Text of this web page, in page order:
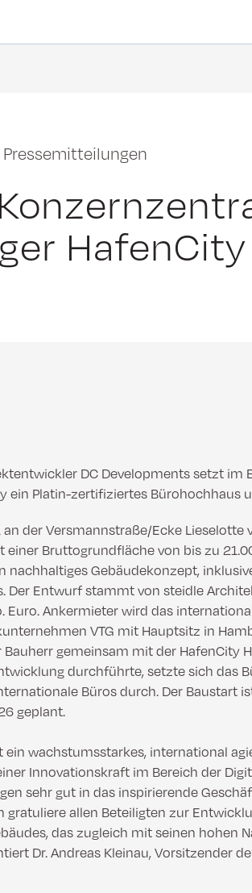
Pressemitteilungen
HafenCity
DC Developments setzt im
ein Platin-zertifiziertes Bürohochhaus
der Versmannstraße/Ecke
einer Bruttogrundfläche von bis zu
nachhaltiges Gebäudekonzept,
Der Entwurf stammt von steidle
Euro. Ankermieter wird das
VTG mit Hauptsitz in
gemeinsam mit der HafenCity
durchführte, setzte sich das
Büros durch. Der Baustart
geplant.
ein wachstumsstarkes, international
Innovationskraft im Bereich der
sehr gut in das inspirierende
gratuliere allen Beteiligten zur
das zugleich mit seinen hohen
Dr. Andreas Kleinau, Vorsitzender